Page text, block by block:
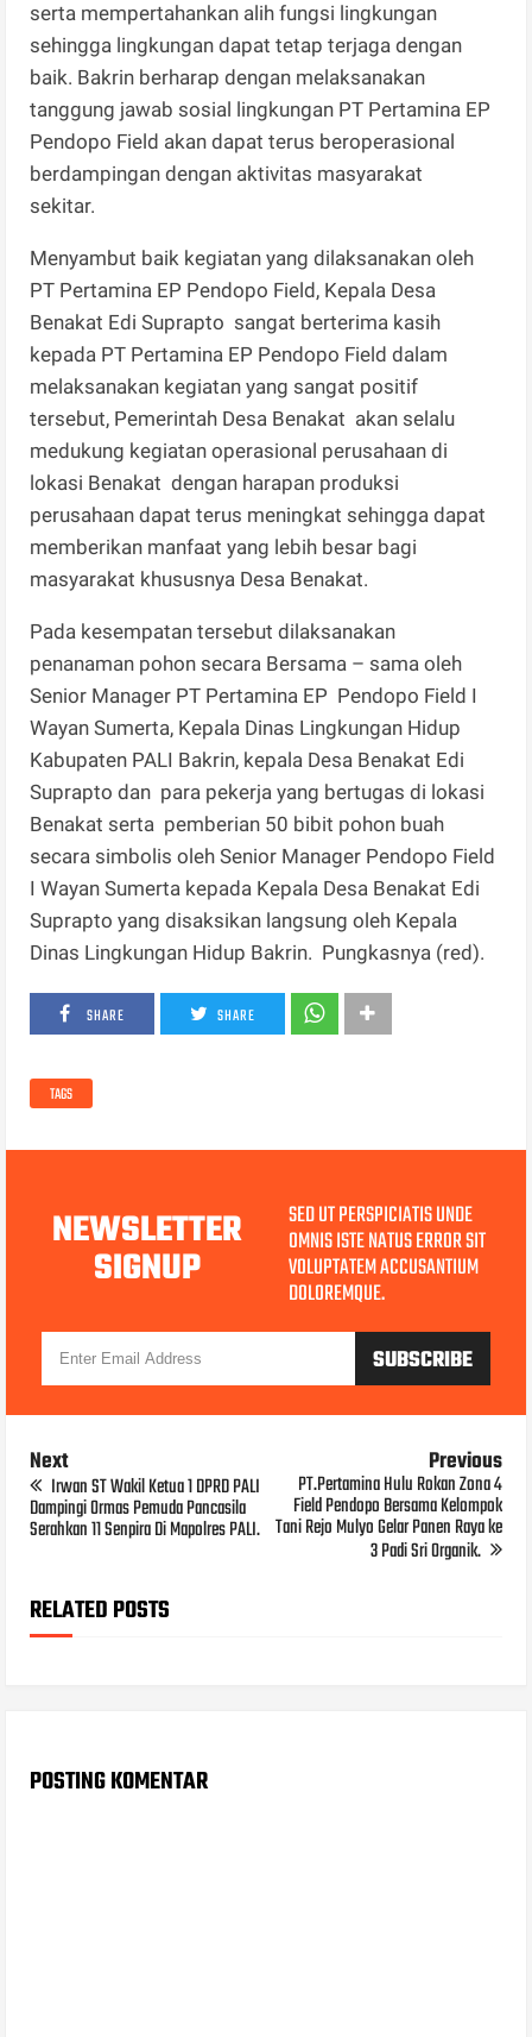
serta mempertahankan alih fungsi lingkungan
sehingga lingkungan dapat tetap terjaga dengan
baik. Bakrin berharap dengan melaksanakan
tanggung jawab sosial lingkungan PT Pertamina EP
Pendopo Field akan dapat terus beroperasional
berdampingan dengan aktivitas masyarakat
sekitar.
Menyambut baik kegiatan yang dilaksanakan oleh
PT Pertamina EP Pendopo Field, Kepala Desa
Benakat Edi Suprapto sangat berterima kasih
kepada PT Pertamina EP Pendopo Field dalam
melaksanakan kegiatan yang sangat positif
tersebut, Pemerintah Desa Benakat akan selalu
medukung kegiatan operasional perusahaan di
lokasi Benakat dengan harapan produksi
perusahaan dapat terus meningkat sehingga dapat
memberikan manfaat yang lebih besar bagi
masyarakat khususnya Desa Benakat.
Pada kesempatan tersebut dilaksanakan
penanaman pohon secara Bersama – sama oleh
Senior Manager PT Pertamina EP Pendopo Field I
Wayan Sumerta, Kepala Dinas Lingkungan Hidup
Kabupaten PALI Bakrin, kepala Desa Benakat Edi
Suprapto dan para pekerja yang bertugas di lokasi
Benakat serta pemberian 50 bibit pohon buah
secara simbolis oleh Senior Manager Pendopo Field
I Wayan Sumerta kepada Kepala Desa Benakat Edi
Suprapto yang disaksikan langsung oleh Kepala
Dinas Lingkungan Hidup Bakrin. Pungkasnya (red).
SHARE SHARE
TAGS
NEWSLETTER
SIGNUP
SED UT PERSPICIATIS UNDE
OMNIS ISTE NATUS ERROR SIT
VOLUPTATEM ACCUSANTIUM
DOLOREMQUE.
Next
Irwan ST Wakil Ketua 1 DPRD PALI
Dampingi Ormas Pemuda Pancasila
Serahkan 11 Senpira Di Mapolres PALI.
Previous
PT.Pertamina Hulu Rokan Zona 4
Field Pendopo Bersama Kelompok
Tani Rejo Mulyo Gelar Panen Raya ke
3 Padi Sri Organik.
RELATED POSTS
POSTING KOMENTAR